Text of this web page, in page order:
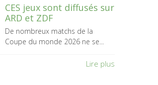
CES jeux sont diffusés sur
ARD et ZDF
De nombreux matchs de la
Coupe du monde 2026 ne se...
Lire plus